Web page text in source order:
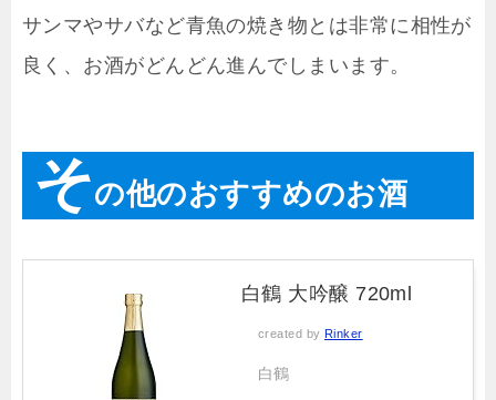
サンマやサバなど青魚の焼き物とは非常に相性が
良く、お酒がどんどん進んでしまいます。
その他のおすすめのお酒
白鶴 大吟醸 720ml
created by Rinker
白鶴